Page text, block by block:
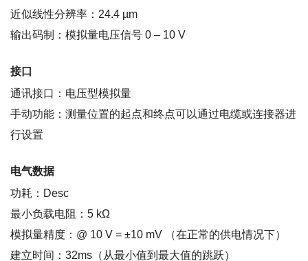
近似线性分辨率：24.4 µm
输出码制：模拟量电压信号 0 – 10 V
接口
通讯接口：电压型模拟量
手动功能：测量位置的起点和终点可以通过电缆或连接器进
行设置
电气数据
功耗：Desc
最小负载电阻：5 kΩ
模拟量精度：@ 10 V = ±10 mV （在正常的供电情况下）
建立时间：32ms（从最小值到最大值的跳跃）